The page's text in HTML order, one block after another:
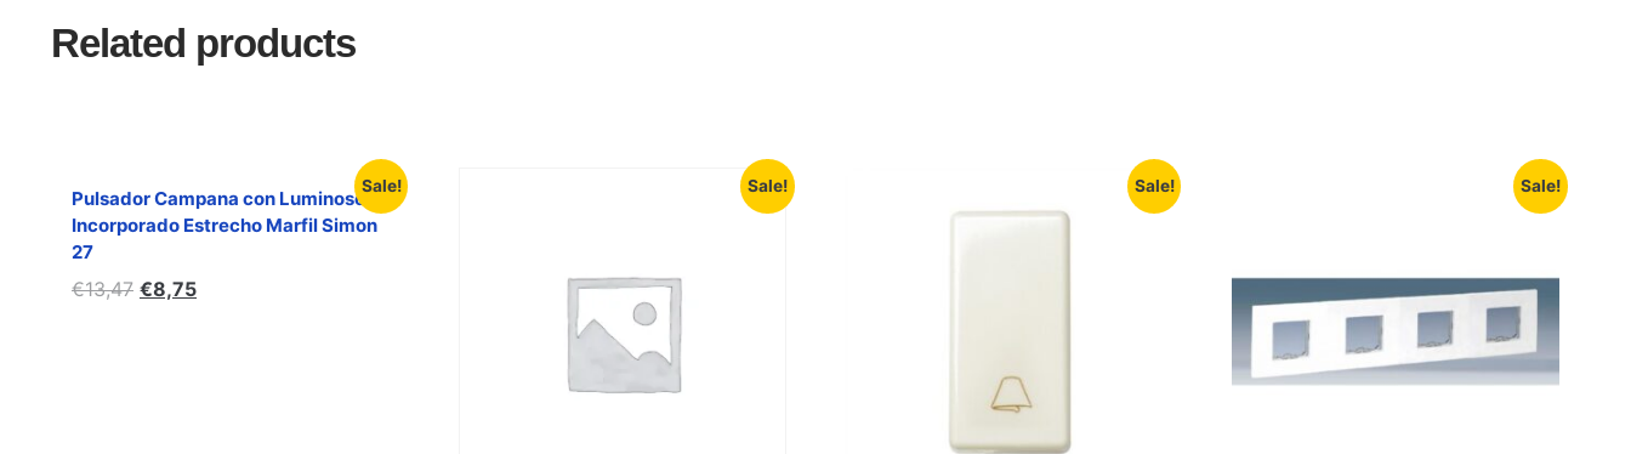
Related products
Sale!
Pulsador Campana con Luminoso
Incorporado Estrecho Marfil Simon
27
€13,47 €8,75
Sale! Sale! Sale!